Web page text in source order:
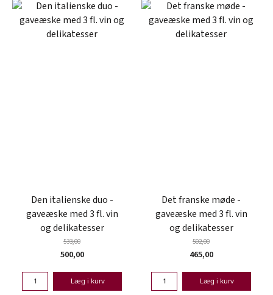
Den italienske duo -
gaveæske med 3 fl. vin
og delikatesser
533,00
500,00
Læg i kurv
Det franske møde -
gaveæske med 3 fl. vin
og delikatesser
502,00
465,00
Læg i kurv